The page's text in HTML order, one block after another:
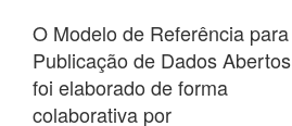
O Modelo de Referência para
Publicação de Dados Abertos
foi elaborado de forma
colaborativa por